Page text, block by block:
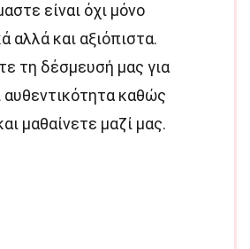
είναι όχι μόνο
αλλά και αξιόπιστα.
τη δέσμευσή μας για
αυθεντικότητα καθώς
μαθαίνετε μαζί μας.